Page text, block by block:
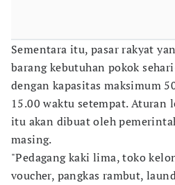
Sementara itu, pasar rakyat
barang kebutuhan pokok
dengan kapasitas maksimum
15.00 waktu setempat. Aturan
itu akan dibuat oleh
masing.
"Pedagang kaki lima, toko
voucher, pangkas rambut,